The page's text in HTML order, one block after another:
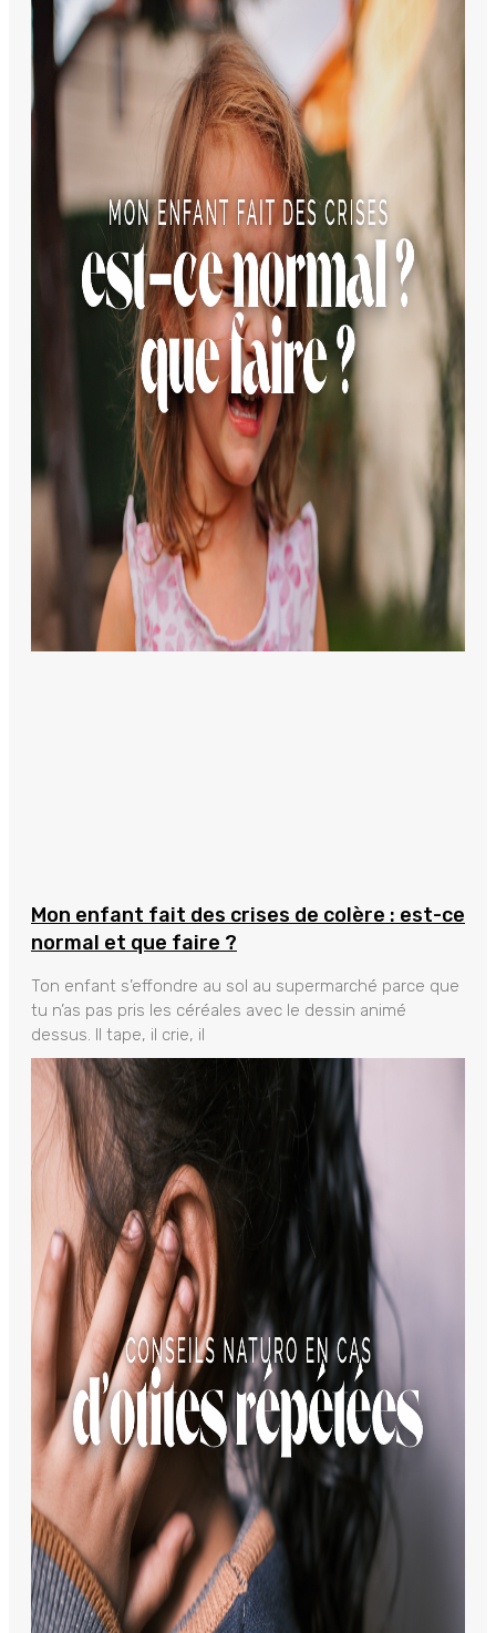
Mon enfant fait des crises de colère : est-ce
normal et que faire ?
Ton enfant s’effondre au sol au supermarché parce que
tu n’as pas pris les céréales avec le dessin animé
dessus. Il tape, il crie, il